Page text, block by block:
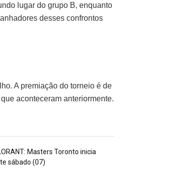
lugar do grupo B, enquanto
desses confrontos
A premiação do torneio é de
aconteceram anteriormente.
Masters Toronto inicia
sábado (07)